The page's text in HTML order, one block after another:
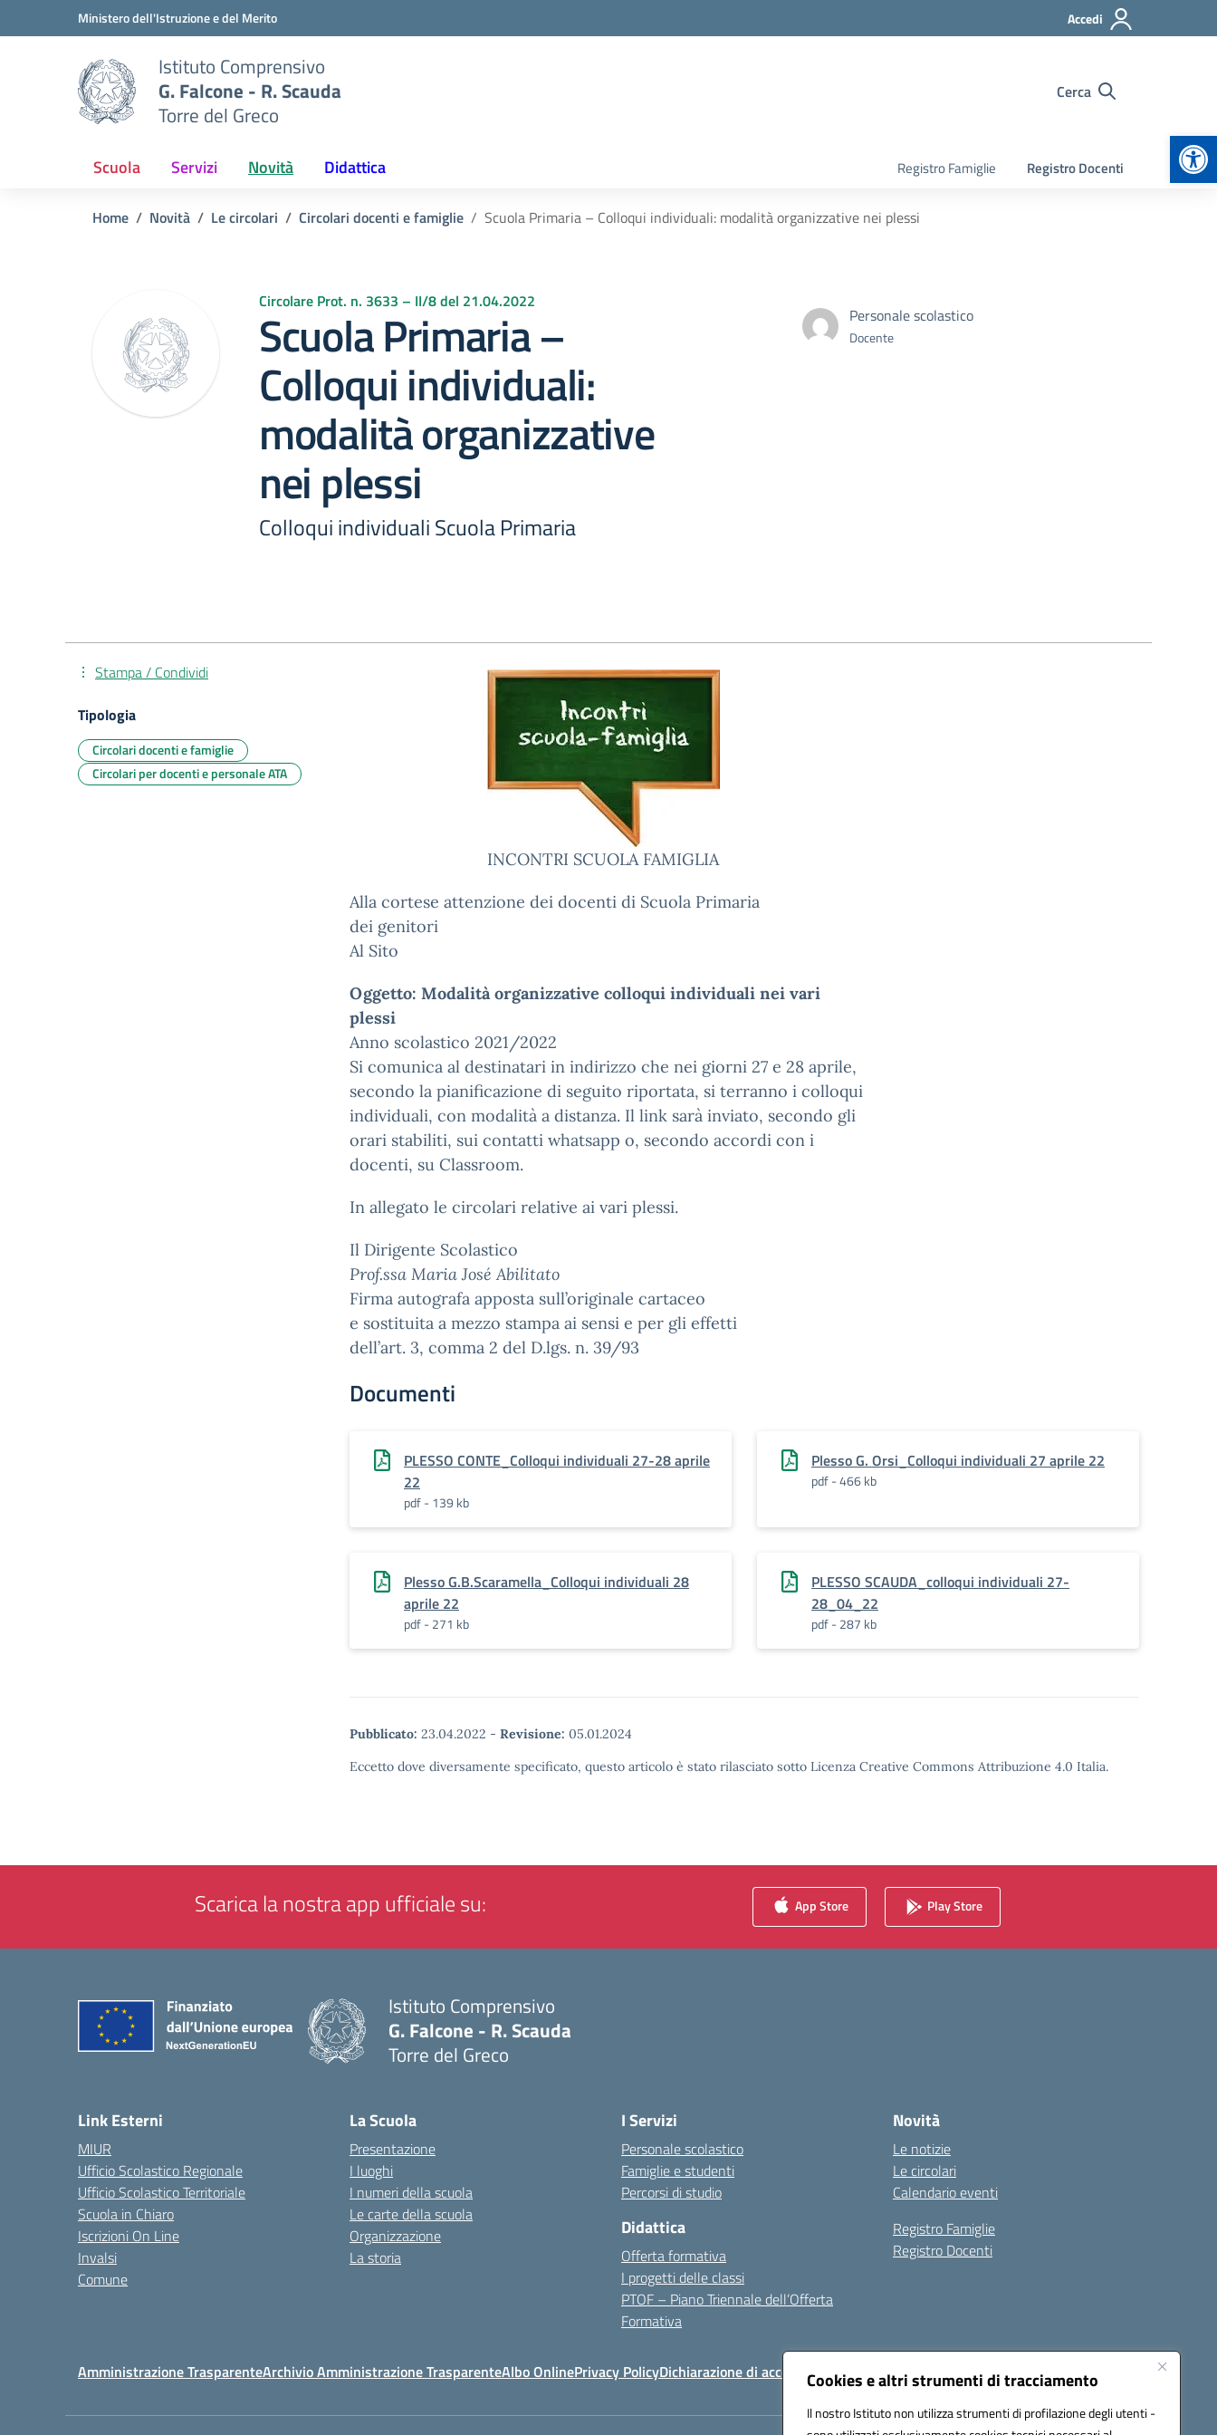
Cookies e altri strumenti di tracciamento
Il nostro Istituto non utilizza strumenti di profilazione degli utenti -
Vai ai contenuti
Vai al menu di navigazioneMinistero dell'Istruzione e del Merito Accedi
Istituto Comprensivo
G. Falcone - R. Scauda
Torre del Greco
Cerca
Scuola Servizi Novità Didattica Registro Famiglie Registro Docenti
Home Novità Le circolari Circolari docenti e famiglie Scuola Primaria – Colloqui individuali: modalità organizzative nei plessi
Circolare Prot. n. 3633 – II/8 del 21.04.2022
Scuola Primaria –
Colloqui individuali:
modalità organizzative
nei plessi
Colloqui individuali Scuola Primaria
Personale scolastico
Docente
INCONTRI SCUOLA FAMIGLIA
Alla cortese attenzione dei docenti di Scuola Primaria
dei genitori
Al Sito
Oggetto: Modalità organizzative colloqui individuali nei vari
plessi
Anno scolastico 2021/2022
Si comunica al destinatari in indirizzo che nei giorni 27 e 28 aprile,
secondo la pianificazione di seguito riportata, si terranno i colloqui
individuali, con modalità a distanza. Il link sarà inviato, secondo gli
orari stabiliti, sui contatti whatsapp o, secondo accordi con i
docenti, su Classroom.
In allegato le circolari relative ai vari plessi.
Il Dirigente Scolastico
Prof.ssa Maria José Abilitato
Firma autografa apposta sull’originale cartaceo
e sostituita a mezzo stampa ai sensi e per gli effetti
dell’art. 3, comma 2 del D.lgs. n. 39/93
Documenti
PLESSO CONTE_Colloqui individuali 27-28 aprile
22
pdf - 139 kb
Plesso G. Orsi_Colloqui individuali 27 aprile 22
pdf - 466 kb
Plesso G.B.Scaramella_Colloqui individuali 28
aprile 22
pdf - 271 kb
PLESSO SCAUDA_colloqui individuali 27-
28_04_22
pdf - 287 kb
Pubblicato: 23.04.2022 - Revisione: 05.01.2024
Eccetto dove diversamente specificato, questo articolo è stato rilasciato sotto Licenza Creative Commons Attribuzione 4.0 Italia.
Stampa / Condividi
Tipologia
Circolari docenti e famiglie
Circolari per docenti e personale ATA
Scarica la nostra app ufficiale su: App Store Play Store
Istituto Comprensivo
G. Falcone - R. Scauda
Torre del Greco
Link Esterni
MIUR
Ufficio Scolastico Regionale
Ufficio Scolastico Territoriale
Scuola in Chiaro
Iscrizioni On Line
Invalsi
Comune
La Scuola
Presentazione
I luoghi
I numeri della scuola
Le carte della scuola
Organizzazione
La storia
I Servizi
Personale scolastico
Famiglie e studenti
Percorsi di studio
Didattica
Offerta formativa
I progetti delle classi
PTOF – Piano Triennale dell’Offerta
Formativa
Novità
Le notizie
Le circolari
Calendario eventi
Registro Famiglie
Registro Docenti
Amministrazione TrasparenteArchivio Amministrazione TrasparenteAlbo OnlinePrivacy PolicyDichiarazione di accessibilità Note legali